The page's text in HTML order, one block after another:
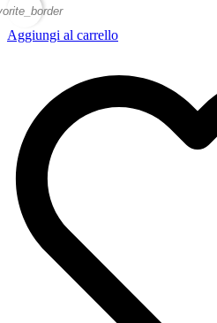
Aggiungi al carrello